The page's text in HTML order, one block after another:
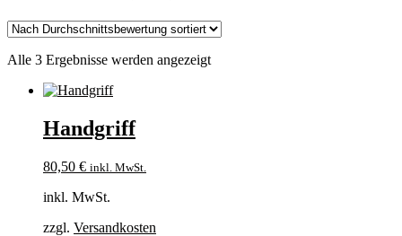
Alle 3 Ergebnisse werden angezeigtNach
Handgriff
80,50 € inkl. MwSt.
inkl. MwSt.
zzgl. Versandkosten